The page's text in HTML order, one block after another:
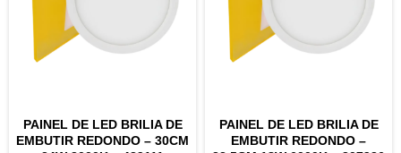
PAINEL DE LED BRILIA DE
EMBUTIR REDONDO – 30CM
PAINEL DE LED BRILIA DE
EMBUTIR REDONDO –